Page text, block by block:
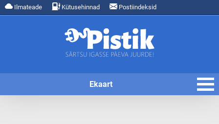
Ilmateade Kütusehinnad Postiindeksid
Ekaart